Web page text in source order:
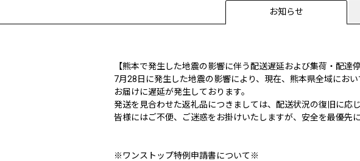
お知らせ
【熊本で発生した地震の影響に伴う配送遅延および集荷・配達
7月28日に発生した地震の影響により、現在、熊本県全域にお
お届けに遅延が発生しております。
発送を見合わせた返礼品につきましては、配送状況の復旧に応
皆様にはご不便、ご迷惑をお掛けいたしますが、安全を最優先
※ワンストップ特例申請書について※